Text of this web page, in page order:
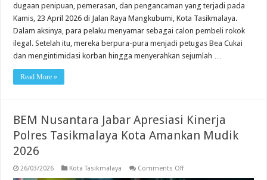
dugaan penipuan, pemerasan, dan pengancaman yang terjadi pada
Kamis, 23 April 2026 di Jalan Raya Mangkubumi, Kota Tasikmalaya.
Dalam aksinya, para pelaku menyamar sebagai calon pembeli rokok
ilegal. Setelah itu, mereka berpura-pura menjadi petugas Bea Cukai
dan mengintimidasi korban hingga menyerahkan sejumlah …
Read More »
BEM Nusantara Jabar Apresiasi Kinerja
Polres Tasikmalaya Kota Amankan Mudik
2026
26/03/2026 Kota Tasikmalaya Comments Offon